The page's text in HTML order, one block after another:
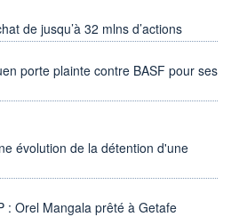
de jusqu’à 32 mlns d’actions
porte plainte contre BASF pour ses
évolution de la détention d'une
: Orel Mangala prêté à Getafe